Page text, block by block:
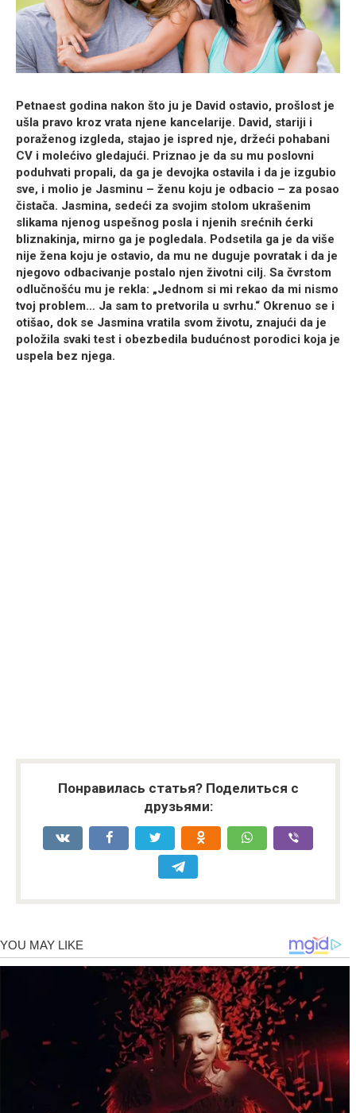
Petnaest godina nakon što ju je David ostavio, prošlost je
ušla pravo kroz vrata njene kancelarije. David, stariji i
poraženog izgleda, stajao je ispred nje, držeći pohabani
CV i molećivo gledajući. Priznao je da su mu poslovni
poduhvati propali, da ga je devojka ostavila i da je izgubio
sve, i molio je Jasminu – ženu koju je odbacio – za posao
čistača. Jasmina, sedeći za svojim stolom ukrašenim
slikama njenog uspešnog posla i njenih srećnih ćerki
bliznakinja, mirno ga je pogledala. Podsetila ga je da više
nije žena koju je ostavio, da mu ne duguje povratak i da je
njegovo odbacivanje postalo njen životni cilj. Sa čvrstom
odlučnošću mu je rekla: „Jednom si mi rekao da mi nismo
tvoj problem… Ja sam to pretvorila u svrhu.“ Okrenuo se i
otišao, dok se Jasmina vratila svom životu, znajući da je
položila svaki test i obezbedila budućnost porodici koja je
uspela bez njega.
Понравилась статья? Поделиться с
друзьями: